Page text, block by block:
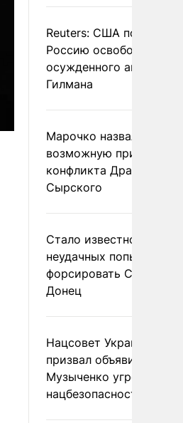
Reuters: США
Россию освободить
осужденного
Гилмана
Марочко назвал
возможную причину
конфликта Драпатого и
Сырского
Стало известно о
неудачных попытках
форсировать
Донец
Нацсовет Украины по
призвал объявить
Музыченко угрозой
нацбезопасности